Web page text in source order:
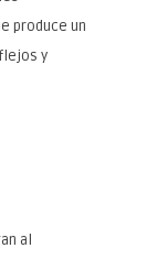
produce un
y
al